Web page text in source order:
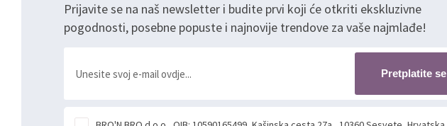
Prijavite se na naš newsletter i budite prvi koji će otkriti ekskluzivne
pogodnosti, posebne popuste i najnovije trendove za vaše najmlađe!
Pretplatite se